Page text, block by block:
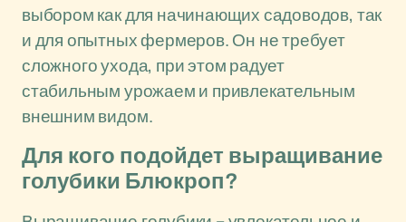
выбором как для начинающих садоводов, так
и для опытных фермеров. Он не требует
сложного ухода, при этом радует
стабильным урожаем и привлекательным
внешним видом.
Для кого подойдет выращивание
голубики Блюкроп?